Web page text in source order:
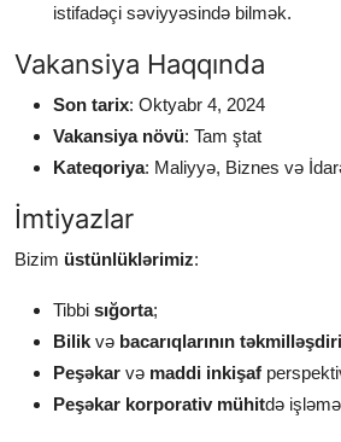
istifadəçi səviyyəsində bilmək.
Vakansiya Haqqında
Son tarix: Oktyabr 4, 2024
Vakansiya növü: Tam ştat
Kateqoriya: Maliyyə, Biznes və
İmtiyazlar
Bizim üstünlüklərimiz:
Tibbi sığorta;
Bilik və bacarıqlarının
Peşəkar və maddi inkişaf
Peşəkar korporativ mühitdə